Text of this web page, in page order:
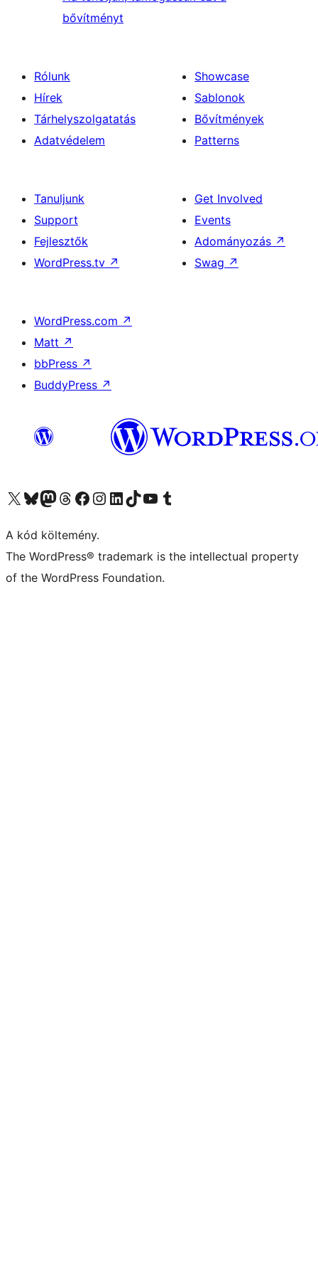
bővítményt
Rólunk
Hírek
Tárhelyszolgatatás
Adatvédelem
Showcase
Sablonok
Bővítmények
Patterns
Tanuljunk
Support
Fejlesztők
WordPress.tv ↗
Get Involved
Events
Adományozás ↗
Swag ↗
WordPress.com ↗
Matt ↗
bbPress ↗
BuddyPress ↗
Visit our X (formerly Twitter) account
Visit our Bluesky account
Twitter csatornánk
Visit our Threads account
Facebook oldalunk megtekintése
Visit our Instagram account
Visit our LinkedIn account
Visit our TikTok account
Visit our YouTube channel
Visit our Tumblr account
A kód költemény.
The WordPress® trademark is the intellectual property
of the WordPress Foundation.